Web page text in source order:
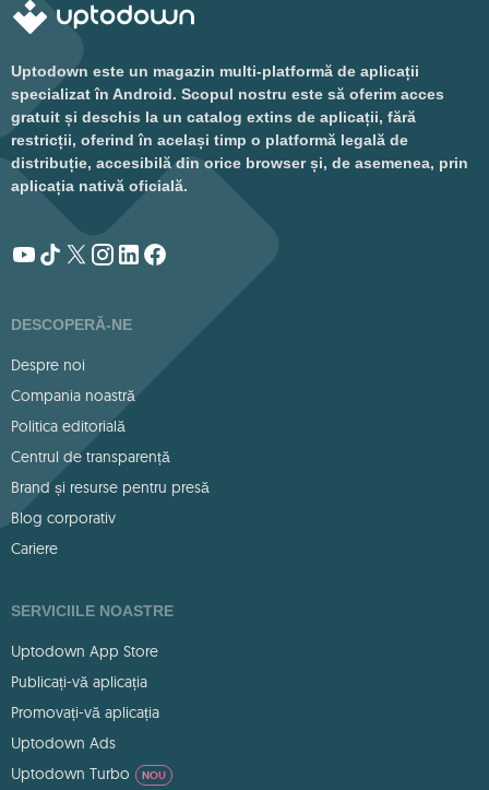
Uptodown este un magazin multi-platformă de aplicații
specializat în Android. Scopul nostru este să oferim acces
gratuit și deschis la un catalog extins de aplicații, fără
restricții, oferind în același timp o platformă legală de
distribuție, accesibilă din orice browser și, de asemenea, prin
aplicația nativă oficială.
DESCOPERĂ-NE
Despre noi
Compania noastră
Politica editorială
Centrul de transparență
Brand și resurse pentru presă
Blog corporativ
Cariere
SERVICIILE NOASTRE
Uptodown App Store
Publicați-vă aplicația
Promovați-vă aplicația
Uptodown Ads
Uptodown Turbo
NOU